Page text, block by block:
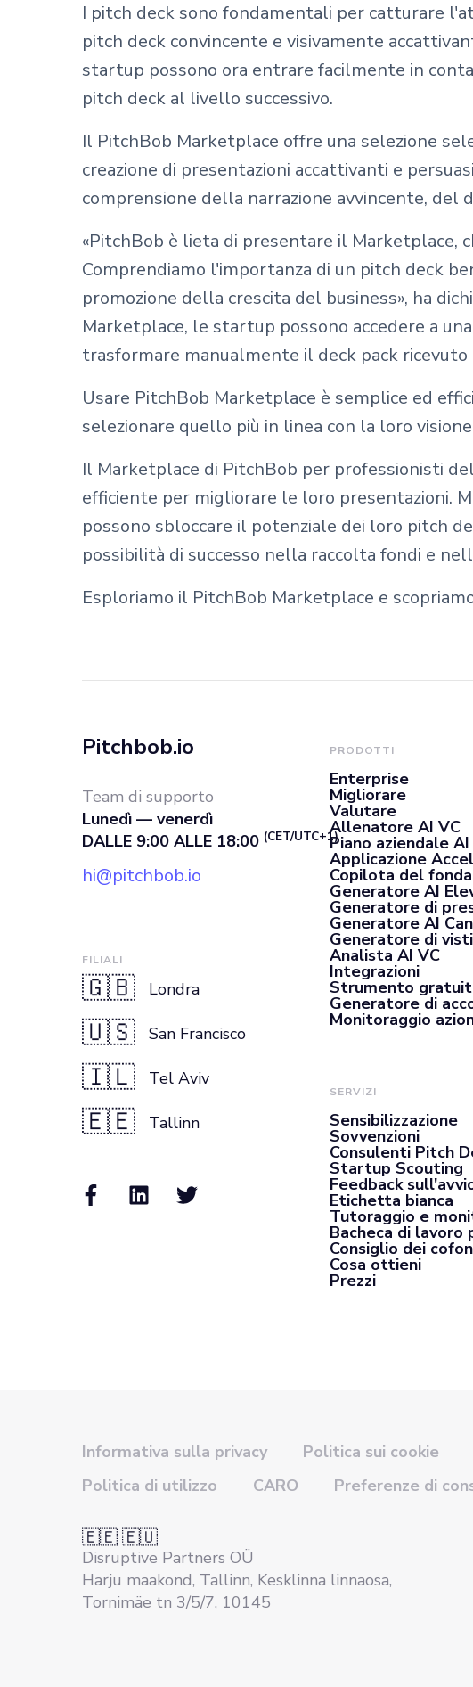
I pitch deck sono fondamentali per catturare
pitch deck convincente e visivamente
startup possono ora entrare facilmente in
pitch deck al livello successivo.
Il PitchBob Marketplace offre una selezione
creazione di presentazioni accattivanti e
comprensione della narrazione avvincente,
«PitchBob è lieta di presentare il
Comprendiamo l'importanza di un pitch deck
promozione della crescita del business», ha
Marketplace, le startup possono accedere a
trasformare manualmente il deck pack ricevuto
Usare PitchBob Marketplace è semplice ed
selezionare quello più in linea con la loro
Il Marketplace di PitchBob per professionisti
efficiente per migliorare le loro
possono sbloccare il potenziale dei loro pitch
possibilità di successo nella raccolta fondi e
Esploriamo il PitchBob Marketplace e
Pitchbob.io
Team di supporto
Lunedì — venerdì
DALLE 9:00 ALLE 18:00 (CET/UTC+1)
hi@pitchbob.io
FILIALI
🇬🇧 Londra
🇺🇸 San Francisco
🇮🇱 Tel Aviv
🇪🇪 Tallinn
PRODOTTI
Enterprise
Migliorare
Valutare
Allenatore AI VC
Piano aziendale AI
Applicazione
Copilota del
Generatore AI
Generatore di
Generatore AI
Generatore di
Analista AI VC
Integrazioni
Strumento
Generatore di
Monitoraggio
SERVIZI
Sensibilizzazione
Sovvenzioni
Consulenti Pitch
Startup Scouting
Feedback
Etichetta bianca
Tutoraggio e
Bacheca di
Consiglio dei
Cosa ottieni
Prezzi
Informativa sulla privacy Politica sui cookie
Politica di utilizzo
CARO Preferenze di
🇪🇪 🇪🇺
Disruptive Partners OÜ
Harju maakond, Tallinn, Kesklinna linnaosa,
Tornimäe tn 3/5/7, 10145